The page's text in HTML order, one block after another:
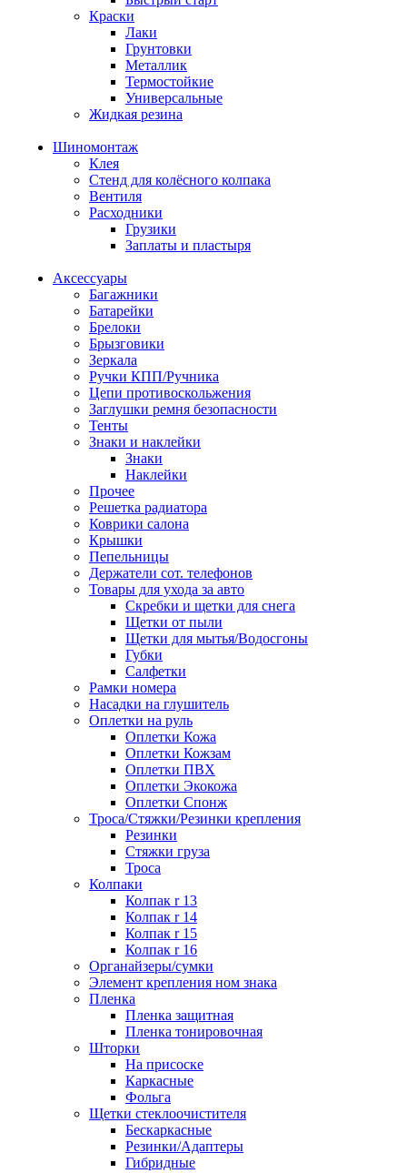
Краски
Лаки
Грунтовки
Металлик
Термостойкие
Универсальные
Жидкая резина
Шиномонтаж
Клея
Стенд для колёсного колпака
Вентиля
Расходники
Грузики
Заплаты и пластыря
Аксессуары
Багажники
Батарейки
Брелоки
Брызговики
Зеркала
Ручки КПП/Ручника
Цепи противоскольжения
Заглушки ремня безопасности
Тенты
Знаки и наклейки
Знаки
Наклейки
Прочее
Решетка радиатора
Коврики салона
Крышки
Пепельницы
Держатели сот. телефонов
Товары для ухода за авто
Скребки и щетки для снега
Щетки от пыли
Щетки для мытья/Водосгоны
Губки
Салфетки
Рамки номера
Насадки на глушитель
Оплетки на руль
Оплетки Кожа
Оплетки Кожзам
Оплетки ПВХ
Оплетки Экокожа
Оплетки Спонж
Троса/Стяжки/Резинки крепления
Резинки
Стяжки груза
Троса
Колпаки
Колпак r 13
Колпак r 14
Колпак r 15
Колпак r 16
Органайзеры/сумки
Элемент крепления ном знака
Пленка
Пленка защитная
Пленка тонировочная
Шторки
На присоске
Каркасные
Фольга
Щетки стеклоочистителя
Бескаркасные
Резинки/Адаптеры
Гибридные